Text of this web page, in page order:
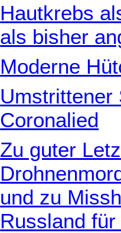
Hautkrebs
als bisher
Moderne
Umstrittener
Coronalied
Zu guter
und zu
Russland